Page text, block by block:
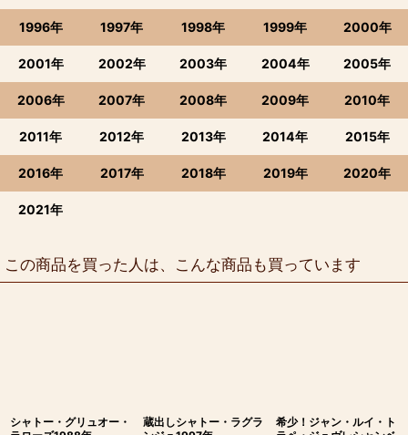
1996年 1997年 1998年 1999年 2000年
2001年 2002年 2003年 2004年 2005年
2006年 2007年 2008年 2009年 2010年
2011年 2012年 2013年 2014年 2015年
2016年 2017年 2018年 2019年 2020年
2021年
この商品を買った人は、こんな商品も買っています
シャトー・グリュオー・
蔵出しシャトー・ラグラ
希少！ジャン・ルイ・ト